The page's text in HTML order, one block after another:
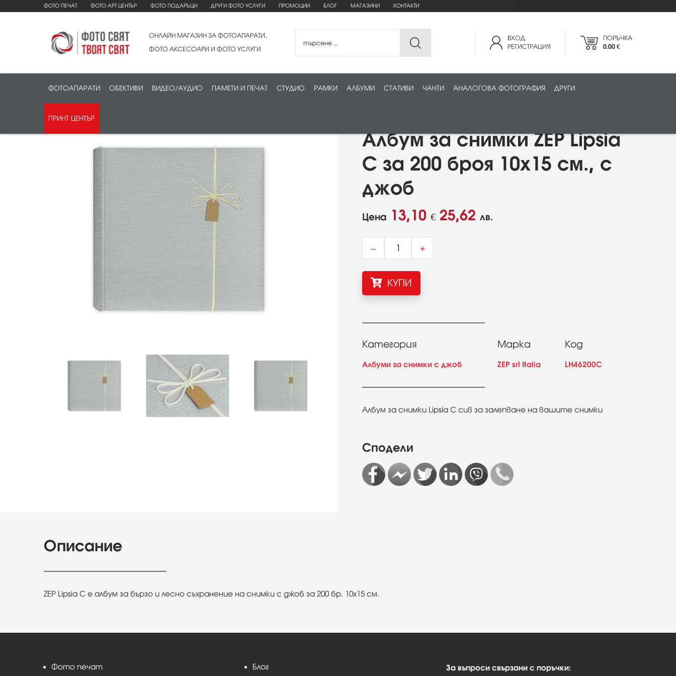
ФОТО ПЕЧАТ ФОТО АРТ ЦЕНТЪР ФОТО ПОДАРЪЦИ ДРУГИ ФОТО УСЛУГИ ПРОМОЦИИ БЛОГ МАГАЗИНИ КОНТАКТИ
ОНЛАЙН МАГАЗИН ЗА ФОТОАПАРАТИ,
ФОТО АКСЕСОАРИ И ФОТО УСЛУГИ
ВХОД
РЕГИСТРАЦИЯ
ПОРЪЧКА
0.00 €
ФОТОАПАРАТИ ОБЕКТИВИ ВИДЕО/АУДИО ПАМЕТИ И ПЕЧАТ СТУДИО РАМКИ АЛБУМИ СТАТИВИ ЧАНТИ АНАЛОГОВА ФОТОГРАФИЯ ДРУГИ
ПРИНТ ЦЕНТЪР
Албум за снимки ZEP Lipsia
C за 200 броя 10x15 см., с
джоб
Цена 13,10 € 25,62 лв.
– +
КУПИ
Категория
Албуми за снимки с джоб
Марка
ZEP srl Italia
Код
LH46200C
Албум за снимки Lipsia C сив за залепване на вашите снимки
Сподели
Описание
ZEP Lipsia C е албум за бързо и лесно съхранение на снимки с джоб за 200 бр. 10х15 см.
Фото печат Блог За въпроси свързани с поръчки: